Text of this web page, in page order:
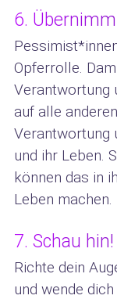
6.
Opferrolle.
Verantwortung
auf alle
Verantwortung
und ihr Leben.
können das in
Leben machen.
7. Schau hin!
Richte dein
und wende